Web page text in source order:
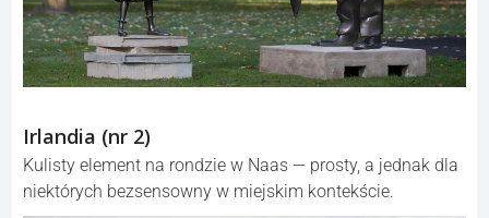
Irlandia (nr 2)
Kulisty element na rondzie w Naas — prosty, a jednak dla
niektórych bezsensowny w miejskim kontekście.